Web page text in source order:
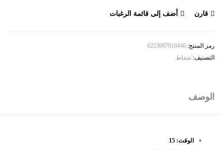
قارن أضف إلى قائمة الرغبات
رمز المنتج: 6223007910446
التصنيف: شفاط
الوصف
الوقت: 15